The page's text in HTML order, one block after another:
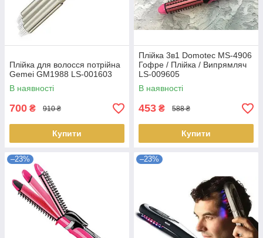
Плійка для волосся потрійна
Gemei GM1988 LS-001603
В наявності
700 ₴ 910 ₴
Купити
Плійка 3в1 Domotec MS-4906
Гофре / Плійка / Випрямляч
LS-009605
В наявності
453 ₴ 588 ₴
Купити
–23% –23%